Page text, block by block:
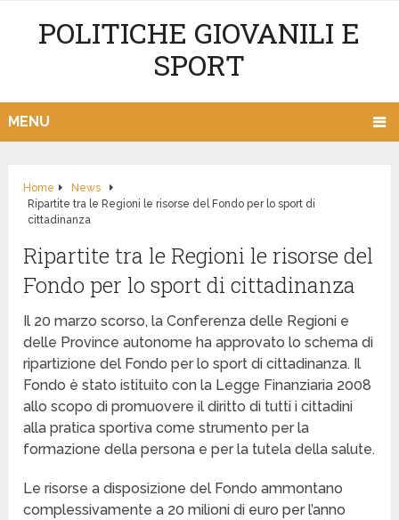
POLITICHE GIOVANILI E
SPORT
MENU
Home
News
Ripartite tra le Regioni le risorse del Fondo per lo sport di
cittadinanza
Ripartite tra le Regioni le risorse del
Fondo per lo sport di cittadinanza
Il 20 marzo scorso, la Conferenza delle Regioni e
delle Province autonome ha approvato lo schema di
ripartizione del Fondo per lo sport di cittadinanza. Il
Fondo è stato istituito con la Legge Finanziaria 2008
allo scopo di promuovere il diritto di tutti i cittadini
alla pratica sportiva come strumento per la
formazione della persona e per la tutela della salute.
Le risorse a disposizione del Fondo ammontano
complessivamente a 20 milioni di euro per l’anno